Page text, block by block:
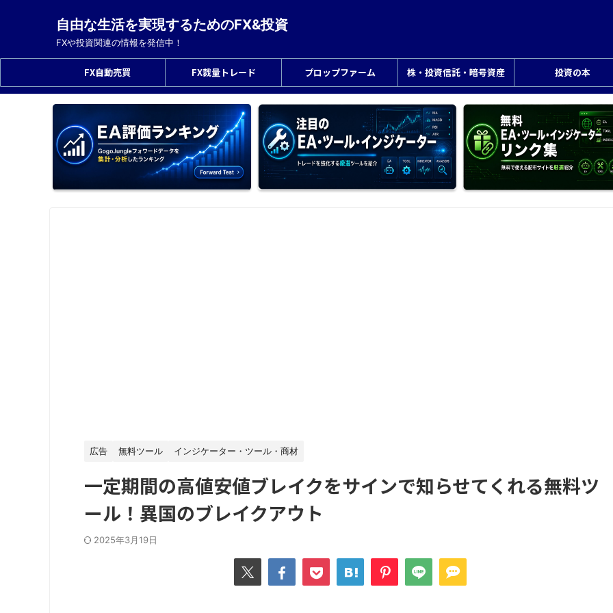
自由な生活を実現するためのFX&投資
FXや投資関連の情報を発信中！
FX自動売買 FX裁量トレード プロップファーム 株・投資信託・暗号資産 投資の本
広告 無料ツール インジケーター・ツール・商材
一定期間の高値安値ブレイクをサインで知らせてくれる無料ツ
ール！異国のブレイクアウト
2025年3月19日